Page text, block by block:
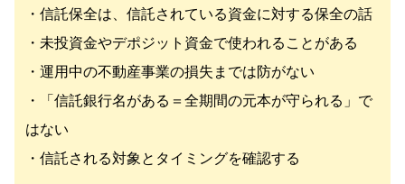
・信託保全は、信託されている資金に対する保全の話
・未投資金やデポジット資金で使われることがある
・運用中の不動産事業の損失までは防がない
・「信託銀行名がある＝全期間の元本が守られる」で
はない
・信託される対象とタイミングを確認する